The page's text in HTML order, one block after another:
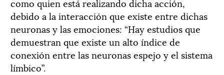
debido a la interacción que existe entre dichas
neuronas y las emociones: “Hay estudios que
demuestran que existe un alto índice de
conexión entre las neuronas espejo y el sistema
límbico”.